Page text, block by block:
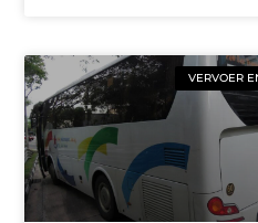
VERVOER